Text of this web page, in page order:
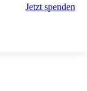
Jetzt spenden